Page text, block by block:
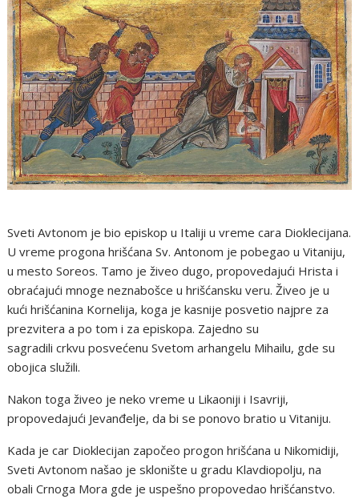
Sveti Avtonom je bio episkop u Italiji u vreme cara Dioklecijana.
U vreme progona hrišćana Sv. Antonom je pobegao u Vitaniju,
u mesto Soreos. Tamo je živeo dugo, propovedajući Hrista i
obraćajući mnoge neznabošce u hrišćansku veru. Živeo je u
kući hrišćanina Kornelija, koga je kasnije posvetio najpre za
prezvitera a po tom i za episkopa. Zajedno su
sagradili crkvu posvećenu Svetom arhangelu Mihailu, gde su
obojica služili.
Nakon toga živeo je neko vreme u Likaoniji i Isavriji,
propovedajući Jevanđelje, da bi se ponovo bratio u Vitaniju.
Kada je car Dioklecijan započeo progon hrišćana u Nikomidiji,
Sveti Avtonom našao je sklonište u gradu Klavdiopolju, na
obali Crnoga Mora gde je uspešno propovedao hrišćanstvo.